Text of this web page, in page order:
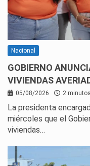
Nacional
GOBIERNO
VIVIENDAS
05/08/2026 2
La presidenta
miércoles que el
viviendas…